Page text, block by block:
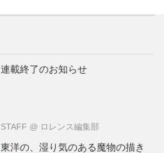
連載終了のお知らせ
STAFF @ ロレンス編集部
東洋の、湿り気のある魔物の描き